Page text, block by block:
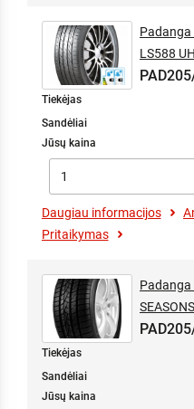
Padanga
LS588
Tiekėjas
Sandėliai
Jūsų kaina
Daugiau informacijos
Pritaikymas
SEASONS
Tiekėjas
Sandėliai
Jūsų kaina